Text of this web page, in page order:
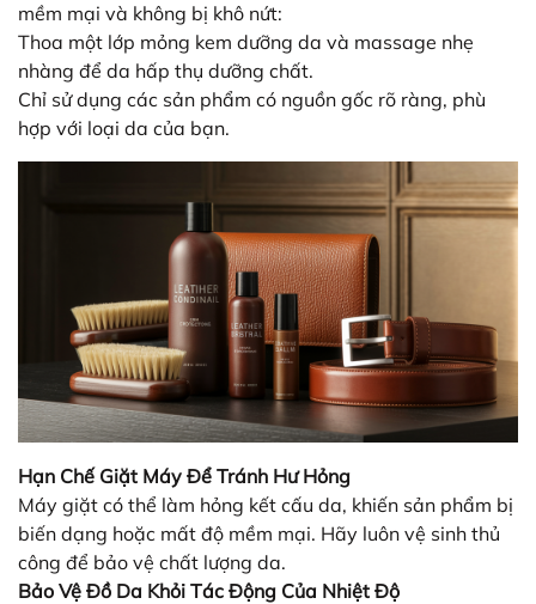
mềm mại và không bị khô nứt:
Thoa một lớp mỏng kem dưỡng da và massage nhẹ
nhàng để da hấp thụ dưỡng chất.
Chỉ sử dụng các sản phẩm có nguồn gốc rõ ràng, phù
hợp với loại da của bạn.
Hạn Chế Giặt Máy Để Tránh Hư Hỏng
Máy giặt có thể làm hỏng kết cấu da, khiến sản phẩm bị
biến dạng hoặc mất độ mềm mại. Hãy luôn vệ sinh thủ
công để bảo vệ chất lượng da.
Bảo Vệ Đồ Da Khỏi Tác Động Của Nhiệt Độ